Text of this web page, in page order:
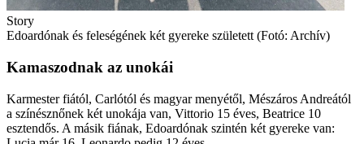
Story
Edoardónak és feleségének két gyereke született (Fotó: Archív)
Kamaszodnak az unokái
Karmester fiától, Carlótól és magyar menyétől, Mészáros Andreától
a színésznőnek két unokája van, Vittorio 15 éves, Beatrice 10
esztendős. A másik fiának, Edoardónak szintén két gyereke van: